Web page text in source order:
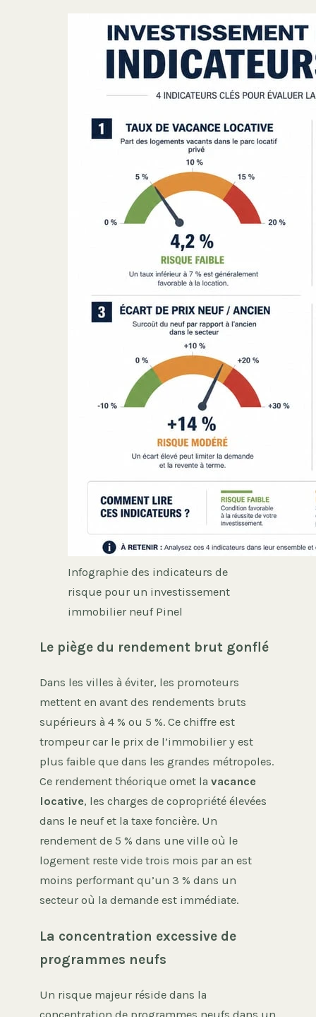
Infographie des indicateurs de
risque pour un investissement
immobilier neuf Pinel
Le piège du rendement brut gonflé
Dans les villes à éviter, les promoteurs
mettent en avant des rendements bruts
supérieurs à 4 % ou 5 %. Ce chiffre est
trompeur car le prix de l’immobilier y est
plus faible que dans les grandes métropoles.
Ce rendement théorique omet la vacance
locative, les charges de copropriété élevées
dans le neuf et la taxe foncière. Un
rendement de 5 % dans une ville où le
logement reste vide trois mois par an est
moins performant qu’un 3 % dans un
secteur où la demande est immédiate.
La concentration excessive de
programmes neufs
Un risque majeur réside dans la
concentration de programmes neufs dans un